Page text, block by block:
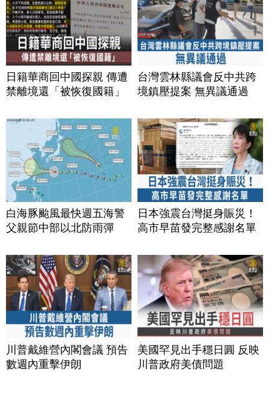
日籍華商回中國探親 傳遭
禁離境還「被恢復國籍」
台灣雲林縣議會反中共跨
境鎮壓提案 無異議通過
白海豚颱風最快週五海警
父親節中部以北防雨彈
日本強震台灣挺身賑災！
高市早苗發完整感謝名單
川普戴維營內閣會議 預告
數週內重擊伊朗
美國罕見出手穩日圓 反映
川普政府美債問題